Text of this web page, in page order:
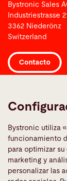
Bystronic Sales
Industriestrasse
3362 Niederönz
Switzerland
Contacto
Media Center
Informar sobre
TeamViewer
Quality policies
Bystronic utiliza
funcionamiento
para optimizar
marketing y
personalizar las